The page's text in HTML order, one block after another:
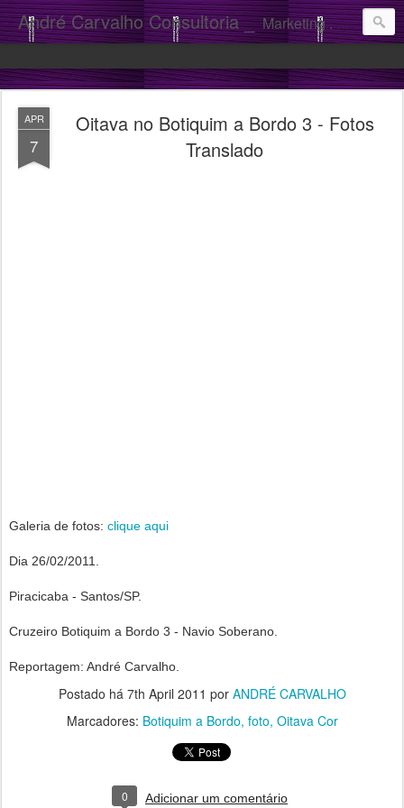
André Carvalho Consultoria _ Marketing . Comunicação
APR
7
Oitava no Botiquim a Bordo 3 - Fotos
Translado
Galeria de fotos: clique aqui
Dia 26/02/2011.
Piracicaba - Santos/SP.
Cruzeiro Botiquim a Bordo 3 - Navio Soberano.
Reportagem: André Carvalho.
Postado há 7th April 2011 por ANDRÉ CARVALHO
Marcadores: Botiquim a Bordo foto Oitava Cor
0 Adicionar um comentário